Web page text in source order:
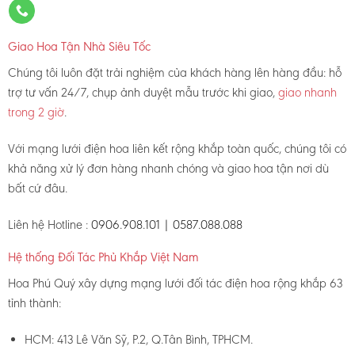
Giao Hoa Tận Nhà Siêu Tốc
Chúng tôi luôn đặt trải nghiệm của khách hàng lên hàng đầu: hỗ
trợ tư vấn 24/7, chụp ảnh duyệt mẫu trước khi giao,giao nhanh
trong 2 giờ.
Với mạng lưới điện hoa liên kết rộng khắp toàn quốc, chúng tôi có
khả năng xử lý đơn hàng nhanh chóng và giao hoa tận nơi dù
bất cứ đâu.
Liên hệ Hotline : 0906.908.101 | 0587.088.088
Hệ thống Đối Tác Phủ Khắp Việt Nam
Hoa Phú Quý xây dựng mạng lưới đối tác điện hoa rộng khắp 63
tỉnh thành:
HCM: 413 Lê Văn Sỹ, P.2, Q.Tân Bình, TPHCM.